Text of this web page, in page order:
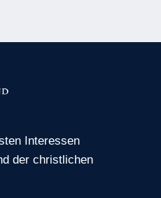
Interessen
der christlichen